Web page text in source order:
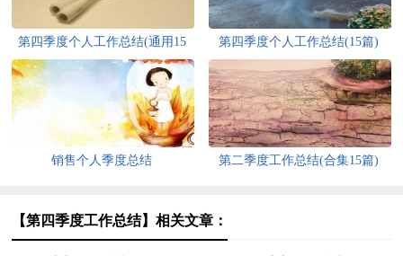
第四季度个人工作总结(通用15
篇)
第四季度个人工作总结(15篇)
销售个人季度总结 第二季度工作总结(合集15篇)
【第四季度工作总结】相关文章：